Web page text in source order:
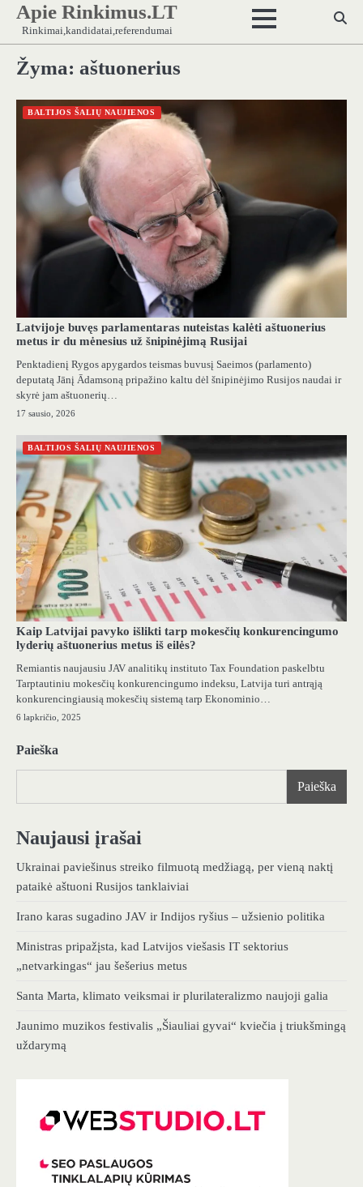
Skip
content
Apie Rinkimus.LT
Rinkimai,kandidatai,referendumai
Žyma: aštuonerius
BALTIJOS ŠALIŲ NAUJIENOS
Latvijoje buvęs parlamentaras nuteistas kalėti aštuonerius
metus ir du mėnesius už šnipinėjimą Rusijai
Penktadienį Rygos apygardos teismas buvusį Saeimos (parlamento)
deputatą Jānį Ādamsoną pripažino kaltu dėl šnipinėjimo Rusijos naudai ir
skyrė jam aštuonerių…
17 sausio, 2026
BALTIJOS ŠALIŲ NAUJIENOS
Kaip Latvijai pavyko išlikti tarp mokesčių konkurencingumo
lyderių aštuonerius metus iš eilės?
Remiantis naujausiu JAV analitikų instituto Tax Foundation paskelbtu
Tarptautiniu mokesčių konkurencingumo indeksu, Latvija turi antrąją
konkurencingiausią mokesčių sistemą tarp Ekonominio…
6 lapkričio, 2025
Paieška
Paieška
Naujausi įrašai
Ukrainai paviešinus streiko filmuotą medžiagą, per vieną naktį
pataikė aštuoni Rusijos tanklaiviai
Irano karas sugadino JAV ir Indijos ryšius – užsienio politika
Ministras pripažįsta, kad Latvijos viešasis IT sektorius
„netvarkingas“ jau šešerius metus
Santa Marta, klimato veiksmai ir plurilateralizmo naujoji galia
Jaunimo muzikos festivalis „Šiauliai gyvai“ kviečia į triukšmingą
uždarymą